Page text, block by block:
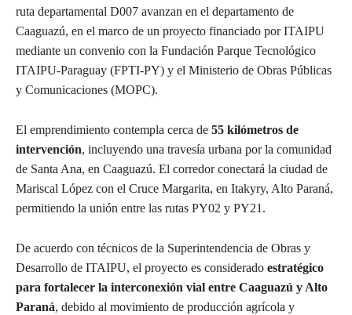
ruta departamental D007 avanzan en el departamento de
Caaguazú, en el marco de un proyecto financiado por ITAIPU
mediante un convenio con la Fundación Parque Tecnológico
ITAIPU-Paraguay (FPTI-PY) y el Ministerio de Obras Públicas
y Comunicaciones (MOPC).
El emprendimiento contempla cerca de 55 kilómetros de
intervención, incluyendo una travesía urbana por la comunidad
de Santa Ana, en Caaguazú. El corredor conectará la ciudad de
Mariscal López con el Cruce Margarita, en Itakyry, Alto Paraná,
permitiendo la unión entre las rutas PY02 y PY21.
De acuerdo con técnicos de la Superintendencia de Obras y
Desarrollo de ITAIPU, el proyecto es considerado estratégico
para fortalecer la interconexión vial entre Caaguazú y Alto
Paraná, debido al movimiento de producción agrícola y